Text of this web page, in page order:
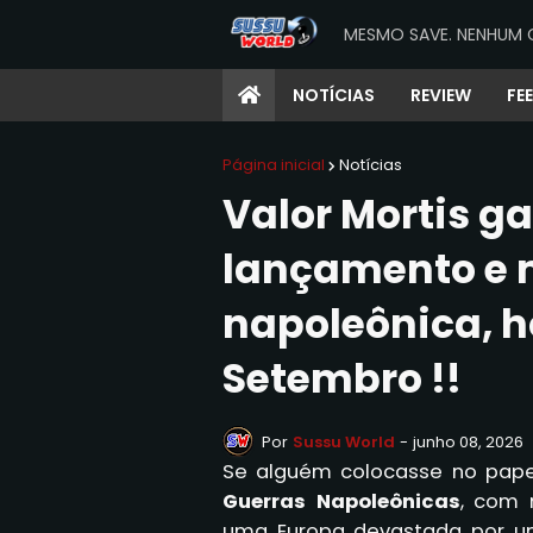
MESMO SAVE.
NOTÍCIAS REVIEW
Página inicial Notícias
Valor Mortis
lançamento e
napoleônica,
Setembro !!
Por Sussu World - junho 08, 2026
Se alguém colocasse no
Guerras Napoleônicas, com